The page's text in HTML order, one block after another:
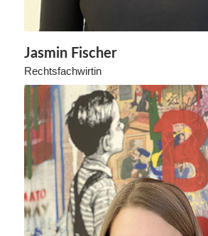
Jasmin Fischer
Rechtsfachwirtin